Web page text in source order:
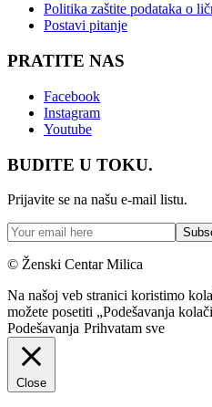
Politika zaštite podataka o
Postavi pitanje
PRATITE NAS
Facebook
Instagram
Youtube
BUDITE U TOKU.
Prijavite se na našu e-mail listu.
© Ženski Centar Milica
Na našoj veb stranici koristimo
možete posetiti „Podešavanja
Podešavanja Prihvatam sve
Close